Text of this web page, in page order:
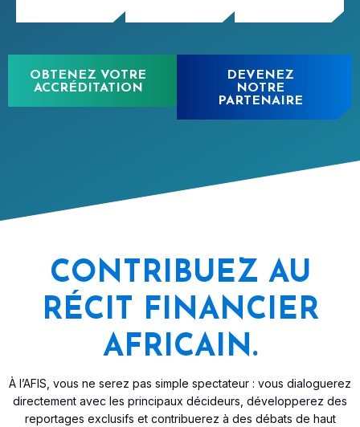
OBTENEZ VOTRE
ACCRÉDITATION
DEVENEZ
NOTRE
PARTENAIRE
CONTRIBUEZ AU
RÉCIT FINANCIER
AFRICAIN.
À l’AFIS, vous ne serez pas simple spectateur : vous dialoguerez
directement avec les principaux décideurs, développerez des
reportages exclusifs et contribuerez à des débats de haut